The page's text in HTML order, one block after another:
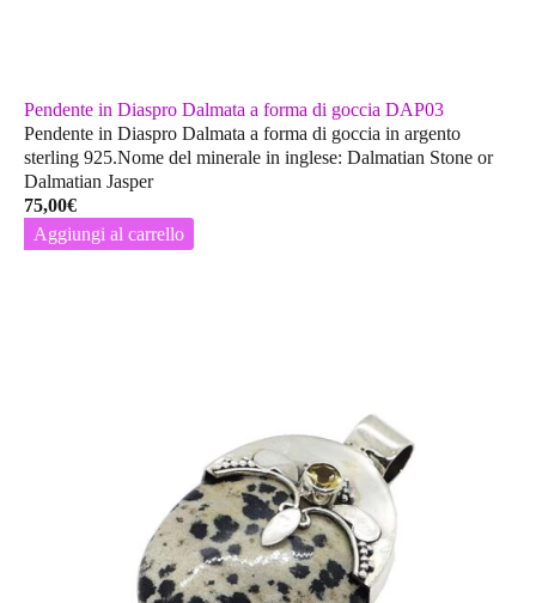
Pendente in Diaspro Dalmata a forma di goccia DAP03
Pendente in Diaspro Dalmata a forma di goccia in argento
sterling 925.Nome del minerale in inglese: Dalmatian Stone or
Dalmatian Jasper
75,00€
Aggiungi al carrello